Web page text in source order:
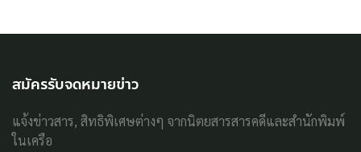
สมัครรับจดหมายข่าว
แจ้งข่าวสาร, สิทธิพิเศษต่างๆ จากนิตยสารสารคดีและสำนักพิมพ์
ในเครือ